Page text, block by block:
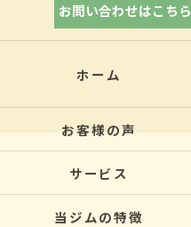
お問い合わせはこちら
ホーム
お客様の声
サービス
当ジムの特徴